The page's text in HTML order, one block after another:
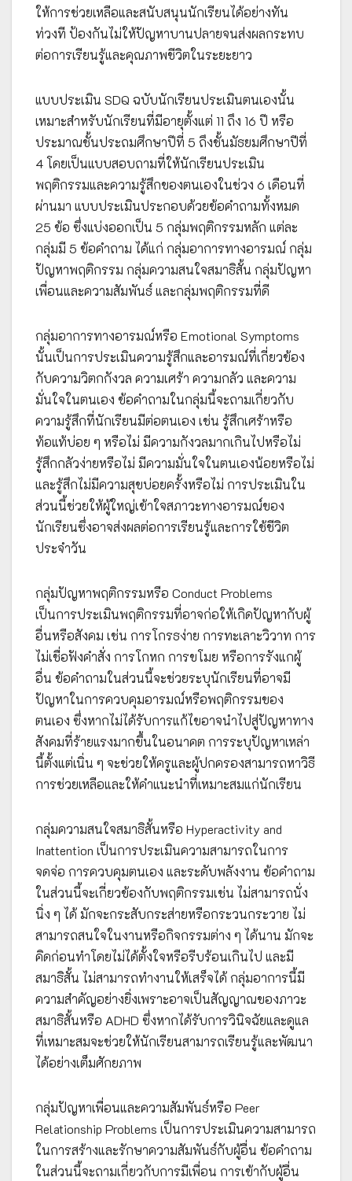
ให้การช่วยเหลือและสนับสนุนนักเรียนได้อย่างทัน
ท่วงที ป้องกันไม่ให้ปัญหาบานปลายจนส่งผลกระทบ
ต่อการเรียนรู้และคุณภาพชีวิตในระยะยาว
แบบประเมิน SDQ ฉบับนักเรียนประเมินตนเองนั้น
เหมาะสำหรับนักเรียนที่มีอายุตั้งแต่ 11 ถึง 16 ปี หรือ
ประมาณชั้นประถมศึกษาปีที่ 5 ถึงชั้นมัธยมศึกษาปีที่
4 โดยเป็นแบบสอบถามที่ให้นักเรียนประเมิน
พฤติกรรมและความรู้สึกของตนเองในช่วง 6 เดือนที่
ผ่านมา แบบประเมินประกอบด้วยข้อคำถามทั้งหมด
25 ข้อ ซึ่งแบ่งออกเป็น 5 กลุ่มพฤติกรรมหลัก แต่ละ
กลุ่มมี 5 ข้อคำถาม ได้แก่ กลุ่มอาการทางอารมณ์ กลุ่ม
ปัญหาพฤติกรรม กลุ่มความสนใจสมาธิสั้น กลุ่มปัญหา
เพื่อนและความสัมพันธ์ และกลุ่มพฤติกรรมที่ดี
กลุ่มอาการทางอารมณ์หรือ Emotional Symptoms
นั้นเป็นการประเมินความรู้สึกและอารมณ์ที่เกี่ยวข้อง
กับความวิตกกังวล ความเศร้า ความกลัว และความ
มั่นใจในตนเอง ข้อคำถามในกลุ่มนี้จะถามเกี่ยวกับ
ความรู้สึกที่นักเรียนมีต่อตนเอง เช่น รู้สึกเศร้าหรือ
ท้อแท้บ่อย ๆ หรือไม่ มีความกังวลมากเกินไปหรือไม่
รู้สึกกลัวง่ายหรือไม่ มีความมั่นใจในตนเองน้อยหรือไม่
และรู้สึกไม่มีความสุขบ่อยครั้งหรือไม่ การประเมินใน
ส่วนนี้ช่วยให้ผู้ใหญ่เข้าใจสภาวะทางอารมณ์ของ
นักเรียนซึ่งอาจส่งผลต่อการเรียนรู้และการใช้ชีวิต
ประจำวัน
กลุ่มปัญหาพฤติกรรมหรือ Conduct Problems
เป็นการประเมินพฤติกรรมที่อาจก่อให้เกิดปัญหากับผู้
อื่นหรือสังคม เช่น การโกรธง่าย การทะเลาะวิวาท การ
ไม่เชื่อฟังคำสั่ง การโกหก การขโมย หรือการรังแกผู้
อื่น ข้อคำถามในส่วนนี้จะช่วยระบุนักเรียนที่อาจมี
ปัญหาในการควบคุมอารมณ์หรือพฤติกรรมของ
ตนเอง ซึ่งหากไม่ได้รับการแก้ไขอาจนำไปสู่ปัญหาทาง
สังคมที่ร้ายแรงมากขึ้นในอนาคต การระบุปัญหาเหล่า
นี้ตั้งแต่เนิ่น ๆ จะช่วยให้ครูและผู้ปกครองสามารถหาวิธี
การช่วยเหลือและให้คำแนะนำที่เหมาะสมแก่นักเรียน
กลุ่มความสนใจสมาธิสั้นหรือ Hyperactivity and
Inattention เป็นการประเมินความสามารถในการ
จดจ่อ การควบคุมตนเอง และระดับพลังงาน ข้อคำถาม
ในส่วนนี้จะเกี่ยวข้องกับพฤติกรรมเช่น ไม่สามารถนั่ง
นิ่ง ๆ ได้ มักจะกระสับกระส่ายหรือกระวนกระวาย ไม่
สามารถสนใจในงานหรือกิจกรรมต่าง ๆ ได้นาน มักจะ
คิดก่อนทำโดยไม่ได้ตั้งใจหรือรีบร้อนเกินไป และมี
สมาธิสั้น ไม่สามารถทำงานให้เสร็จได้ กลุ่มอาการนี้มี
ความสำคัญอย่างยิ่งเพราะอาจเป็นสัญญาณของภาวะ
สมาธิสั้นหรือ ADHD ซึ่งหากได้รับการวินิจฉัยและดูแล
ที่เหมาะสมจะช่วยให้นักเรียนสามารถเรียนรู้และพัฒนา
ได้อย่างเต็มศักยภาพ
กลุ่มปัญหาเพื่อนและความสัมพันธ์หรือ Peer
Relationship Problems เป็นการประเมินความสามารถ
ในการสร้างและรักษาความสัมพันธ์กับผู้อื่น ข้อคำถาม
ในส่วนนี้จะถามเกี่ยวกับการมีเพื่อน การเข้ากับผู้อื่น